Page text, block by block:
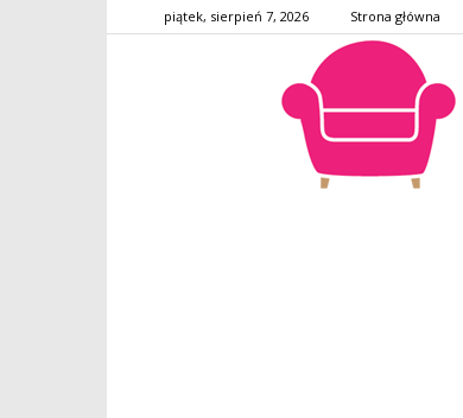
piątek, sierpień 7, 2026 Strona główna